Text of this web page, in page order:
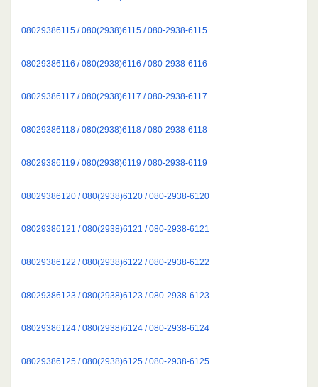
08029386115 / 080(2938)6115 / 080-2938-6115
08029386116 / 080(2938)6116 / 080-2938-6116
08029386117 / 080(2938)6117 / 080-2938-6117
08029386118 / 080(2938)6118 / 080-2938-6118
08029386119 / 080(2938)6119 / 080-2938-6119
08029386120 / 080(2938)6120 / 080-2938-6120
08029386121 / 080(2938)6121 / 080-2938-6121
08029386122 / 080(2938)6122 / 080-2938-6122
08029386123 / 080(2938)6123 / 080-2938-6123
08029386124 / 080(2938)6124 / 080-2938-6124
08029386125 / 080(2938)6125 / 080-2938-6125